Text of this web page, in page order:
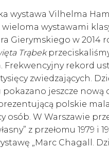
wystawa Vilhelma
wieloma wystawami
Gierymskiego w 2014
Trąbek
Frekwencyjny rekord
zwiedzających.
pokazano jeszcze nową
polskie
osób. W Warszawie
z przełomu 1979 i
„Marc Chagall.